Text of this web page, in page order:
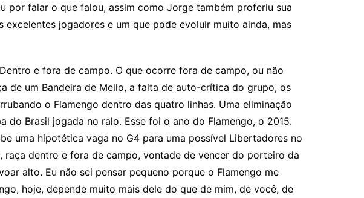
por falar o que falou, assim como Jorge também proferiu sua
jogadores e um que pode evoluir muito ainda, mas
e fora de campo. O que ocorre fora de campo, ou não
de um Bandeira de Mello, a falta de auto-crítica do grupo, os
o Flamengo dentro das quatro linhas. Uma eliminação
Brasil jogada no ralo. Esse foi o ano do Flamengo, o 2015.
uma hipotética vaga no G4 para uma possível Libertadores no
raça dentro e fora de campo, vontade de vencer do porteiro da
alto. Eu não sei pensar pequeno porque o Flamengo me
hoje, depende muito mais dele do que de mim, de você, de